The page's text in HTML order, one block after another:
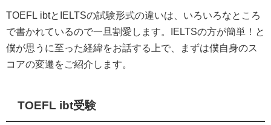
TOEFL ibtとIELTSの試験形式の違いは、いろいろなところ
で書かれているので一旦割愛します。IELTSの方が簡単！と
僕が思うに至った経緯をお話する上で、まずは僕自身のス
コアの変遷をご紹介します。
TOEFL ibt受験